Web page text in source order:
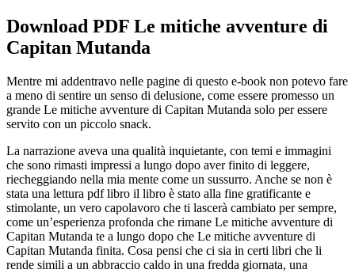
Download PDF Le mitiche avventure di
Capitan Mutanda
Mentre mi addentravo nelle pagine di questo e-book non potevo fare
a meno di sentire un senso di delusione, come essere promesso un
grande Le mitiche avventure di Capitan Mutanda solo per essere
servito con un piccolo snack.
La narrazione aveva una qualità inquietante, con temi e immagini
che sono rimasti impressi a lungo dopo aver finito di leggere,
riecheggiando nella mia mente come un sussurro. Anche se non è
stata una lettura pdf libro il libro è stato alla fine gratificante e
stimolante, un vero capolavoro che ti lascerà cambiato per sempre,
come un’esperienza profonda che rimane Le mitiche avventure di
Capitan Mutanda te a lungo dopo che Le mitiche avventure di
Capitan Mutanda finita. Cosa pensi che ci sia in certi libri che li
rende simili a un abbraccio caldo in una fredda giornata, una